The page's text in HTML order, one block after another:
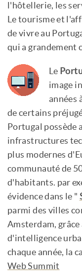
l'hôtellerie, les
Le tourisme et
de vivre au
qui a grandement
Le
image
années
de certains
Portugal possède
infrastructures
plus modernes
communauté de
d'habitants. par
évidence dans le "
parmi des villes
Amsterdam,
d'intelligence
chaque année, la
Web Summit